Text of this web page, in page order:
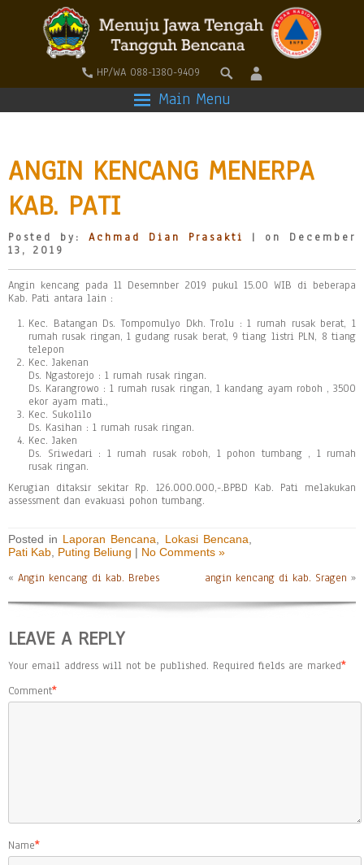
HP/WA 088-1380-9409
Main Menu
ANGIN KENCANG MENERPA
KAB. PATI
Posted by: Achmad Dian Prasakti
| on December
13, 2019
Angin kencang pada 11 Desemnber 2019 pukul 15.00 WIB di beberapa
Kab. Pati antara lain :
Kec. Batangan Ds. Tompomulyo Dkh. Trolu : 1 rumah rusak berat, 1
rumah rusak ringan, 1 gudang rusak berat, 9 tiang listri PLN, 8 tiang
telepon
Kec. Jakenan
Ds. Ngastorejo : 1 rumah rusak ringan.
Ds. Karangrowo : 1 rumah rusak ringan, 1 kandang ayam roboh , 3500
ekor ayam mati.,
Kec. Sukolilo
Ds. Kasihan : 1 rumah rusak ringan.
Kec. Jaken
Ds. Sriwedari : 1 rumah rusak roboh, 1 pohon tumbang , 1 rumah
rusak ringan.
Kerugian ditaksir sekitar Rp. 126.000.000,-.BPBD Kab. Pati melakukan
assessment dan evakuasi pohon tumbang.
Posted in Laporan Bencana Lokasi Bencana
Pati Kab Puting Beliung | No Comments »
« Angin kencang di kab. Brebes angin kencang di kab. Sragen »
LEAVE A REPLY
Your email address will not be published. Required fields are marked*
Comment*
Name*